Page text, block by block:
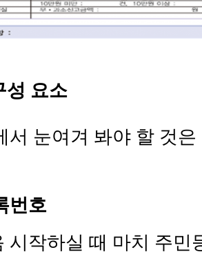
성 요소
서 눈여겨 봐야 할 것
번호
시작하실 때 마치 주민